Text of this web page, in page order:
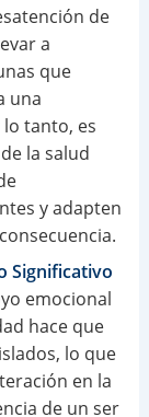
de
a
que
una
tanto, es
la salud
y adapten
Significativo
emocional
hace que
lo que
en la
de un ser